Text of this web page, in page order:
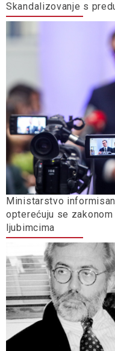
Skandalizovanje s
Ministarstvo
opterećuju se
ljubimcima